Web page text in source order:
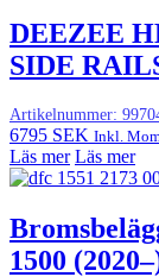
DEEZEE
SIDE
Artikelnummer:
6795 SEK Inkl.
Läs mer Läs mer
1500